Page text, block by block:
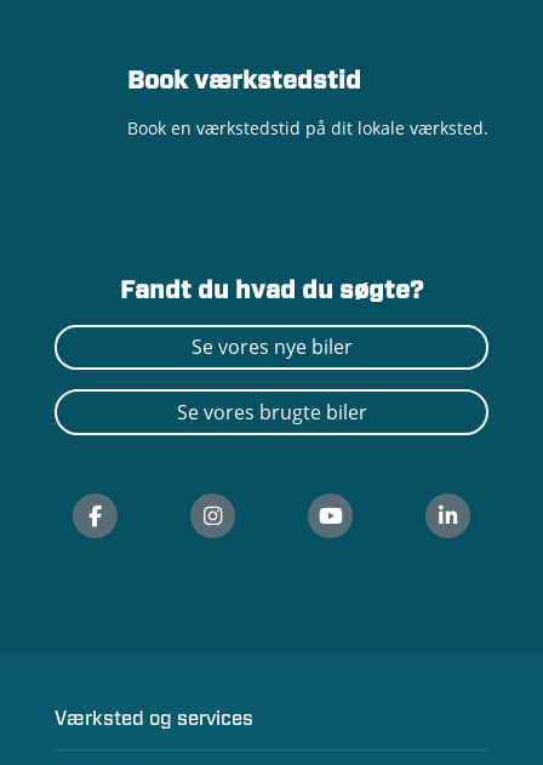
Book værkstedstid
Book en værkstedstid på dit lokale værksted.
Fandt du hvad du søgte?
Se vores nye biler
Se vores brugte biler
Værksted og services